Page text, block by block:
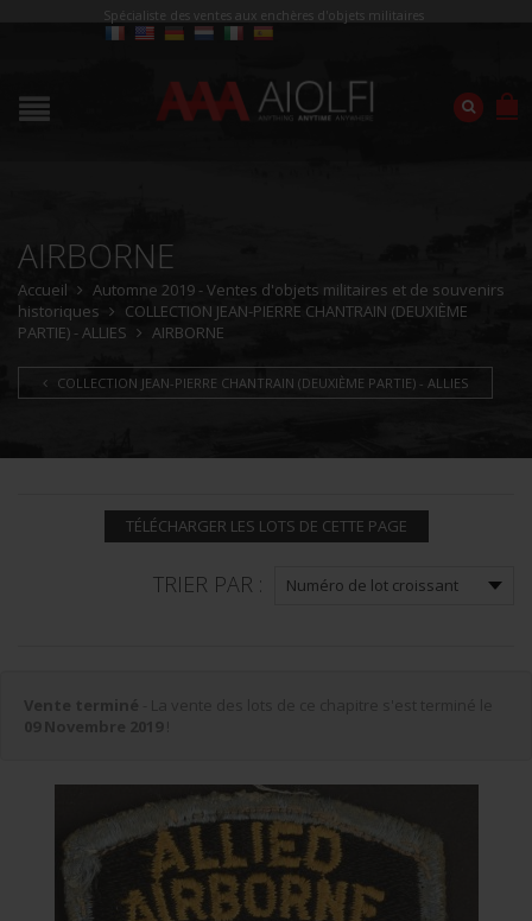
Spécialiste des ventes aux enchères d'objets militaires
AIRBORNE
Accueil
Automne 2019 - Ventes d'objets militaires et de souvenirs
historiques
COLLECTION JEAN-PIERRE CHANTRAIN (DEUXIÈME
PARTIE) - ALLIES
AIRBORNE
COLLECTION JEAN-PIERRE CHANTRAIN (DEUXIÈME PARTIE) - ALLIES
TÉLÉCHARGER LES LOTS DE CETTE PAGE
TRIER PAR :